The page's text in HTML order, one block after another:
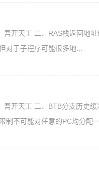
开天工 二、RAS栈返回地
对于子程序可能很多地...
开天工 二、BTB分支历史
制不可能对任意的PC均分配